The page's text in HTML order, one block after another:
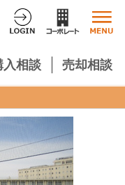
入相談 売却相談